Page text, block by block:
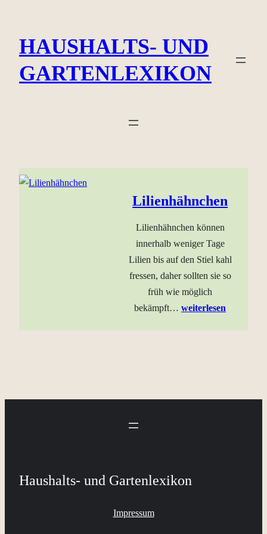
springenHAUSHALTS- UND
GARTENLEXIKON
Lilienhähnchen
Lilienhähnchen können
innerhalb weniger Tage
Lilien bis auf den Stiel kahl
fressen, daher sollten sie so
früh wie möglich
bekämpft…weiterlesen
Haushalts- und Gartenlexikon
Impressum